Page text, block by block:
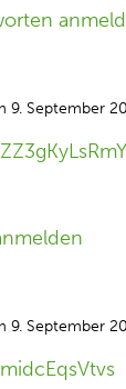
9. September
9. September